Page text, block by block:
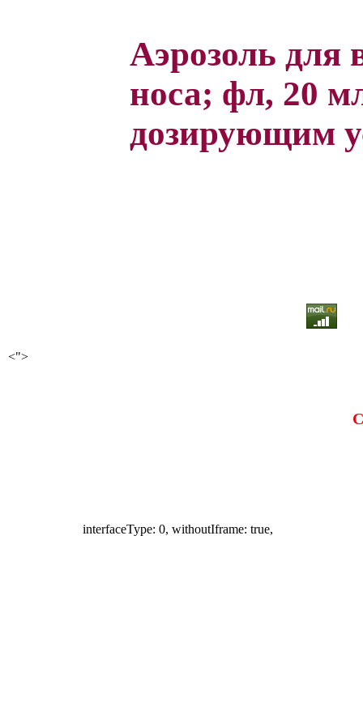
Аэрозоль для
носа; фл, 20
дозирующим
<">
interfaceType: 0, withoutIframe: true,